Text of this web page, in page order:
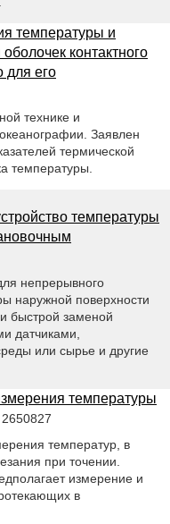
температуры и
контактного
для его
технике и
Заявлен
термической
температуры.
температуры
непрерывного
наружной поверхности
быстрой заменой
датчиками,
или сырье и другие
температуры
температур, в
при точении.
измерение и
в